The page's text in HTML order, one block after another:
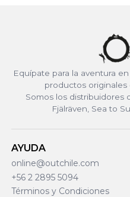
Equípate para la aventura
productos originales
Somos los distribuidores
Fjälräven, Sea to
AYUDA
online@outchile.com
+56 2 2895 5094
Términos y Condiciones